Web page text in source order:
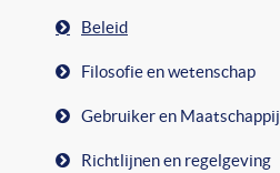
Beleid
Filosofie en wetenschap
Gebruiker en Maatschappij
Richtlijnen en regelgeving